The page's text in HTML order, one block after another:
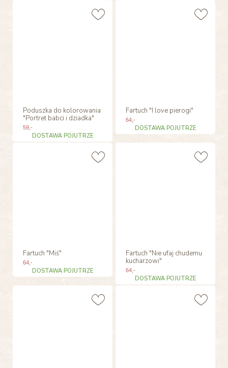
Poduszka do kolorowania
"Portret babci i dziadka"
59,-
DOSTAWA POJUTRZE
Fartuch "I love pierogi"
64 ,-
DOSTAWA POJUTRZE
Fartuch "Miś"
64,-
DOSTAWA POJUTRZE
Fartuch "Nie ufaj chudemu
kucharzowi"
64 ,-
DOSTAWA POJUTRZE